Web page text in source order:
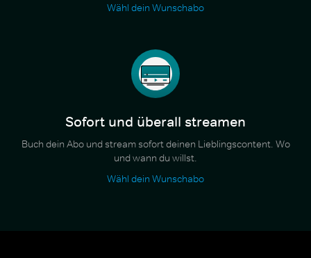
Wähl dein Wunschabo
Sofort und überall streamen
Buch dein Abo und stream sofort deinen Lieblingscontent. Wo
und wann du willst.
Wähl dein Wunschabo